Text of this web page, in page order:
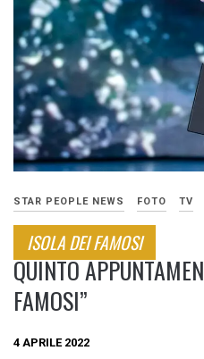
STAR PEOPLE NEWS FOTO TV
ISOLA DEI FAMOSI
QUINTO
FAMOSI”
4 APRILE 2022